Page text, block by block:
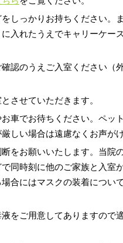
しっかりお持ちください。
入れたうえでキャリーケー
認のうえご入室ください（
させていただきます。
車でお待ちください。ペッ
しい場合は遠慮なくお声がけ
をお願いいたします。当院
同時刻に他のご家族と入室
合にはマスクの装着につい
をご用意してありますので